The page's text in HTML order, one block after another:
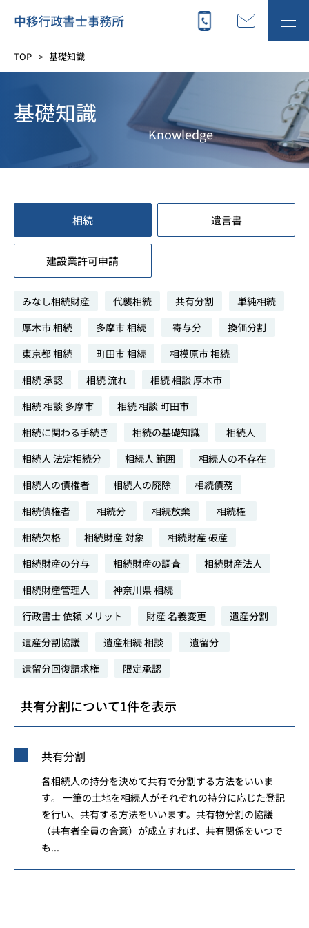
TOP 基礎知識
基礎知識
Knowledge
相続 遺言書
建設業許可申請
みなし相続財産 代襲相続 共有分割
単純相続
厚木市 相続
多摩市 相続 寄与分
換価分割
東京都 相続
町田市 相続
相模原市 相続
相続 承認
相続 流れ
相続 相談 厚木市
相続 相談 多摩市
相続 相談 町田市
相続に関わる手続き
相続の基礎知識
相続人
相続人 法定相続分
相続人 範囲
相続人の不存在
相続人の債権者
相続人の廃除
相続債務
相続債権者
相続分 相続放棄
相続権
相続欠格
相続財産 対象
相続財産 破産
相続財産の分与
相続財産の調査
相続財産法人
相続財産管理人
神奈川県 相続
行政書士 依頼 メリット
財産 名義変更
遺産分割
遺産分割協議
遺産相続 相談
遺留分
遺留分回復請求権
限定承認
共有分割について1件を表示
共有分割
各相続人の持分を決めて共有で分割する方法をいいま
す。 一筆の土地を相続人がそれぞれの持分に応じた登記
を行い、共有する方法をいいます。共有物分割の協議
（共有者全員の合意）が成立すれば、共有関係をいつで
も...